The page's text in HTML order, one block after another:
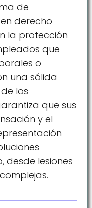
de
derecho
la protección
que
o
una sólida
los
que sus
y el
desde lesiones